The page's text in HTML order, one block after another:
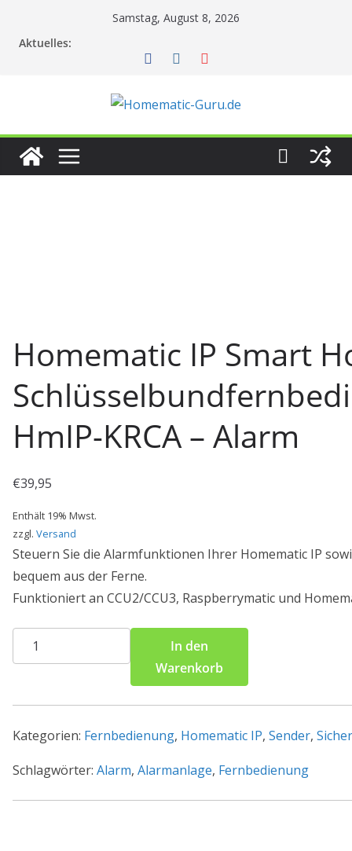
Samstag, August 8, 2026
Aktuelles:
Homematic IP Smart
HmIP-KRCA – Alarm
€39,95
Enthält 19% Mwst.
zzgl. Versand
Steuern Sie die Alarmfunktionen Ihrer Homematic IP
bequem aus der Ferne.
Funktioniert an CCU2/CCU3, Raspberrymatic und
Homematic
IP
Home
HmIP-
KRCA
In den
Warenkorb
Kategorien: Fernbedienung, Homematic IP, Sender,
Schlagwörter: Alarm, Alarmanlage, Fernbedienung